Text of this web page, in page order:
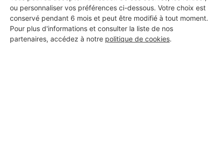
ou personnaliser vos préférences ci-dessous. Votre choix est
conservé pendant 6 mois et peut être modifié à tout moment.
Pour plus d'informations et consulter la liste de nos
partenaires, accédez à notre politique de cookies.